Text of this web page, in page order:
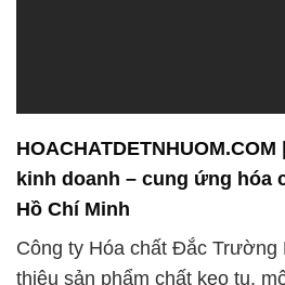
Công ty Hóa chất Đắc Trường
thiệu sản phẩm chất keo tụ,
kết nối các bề mặt một cách
Chất keo tụ của chúng tôi
để đáp ứng nhu cầu đa dạng
nghiệp. Với khả năng kết nối